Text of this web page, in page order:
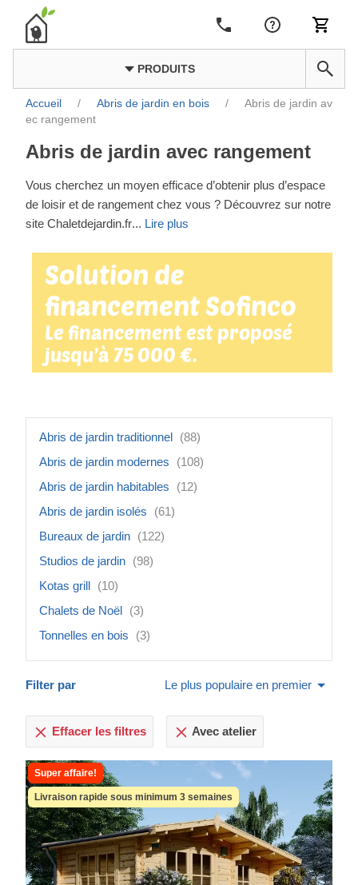
PRODUITS
Accueil / Abris de jardin en bois /
Abris de jardin av
ec rangement
Abris de jardin avec rangement
Vous cherchez un moyen efficace d’obtenir plus d’espace
de loisir et de rangement chez vous ? Découvrez sur notre
site Chaletdejardin.fr... Lire plus
Solution de
financement Sofinco
Le financement est proposé
jusqu’à 75 000 €.
Abris de jardin traditionnel (88)
Abris de jardin modernes
(108)
Abris de jardin habitables
(12)
Abris de jardin isolés
(61)
Bureaux de jardin (122)
Studios de jardin (98)
Kotas grill (10)
Chalets de Noël (3)
Tonnelles en bois
(3)
Filter par Le plus populaire en premier
Effacer les filtres Avec atelier
Super affaire!
Livraison rapide sous minimum 3 semaines